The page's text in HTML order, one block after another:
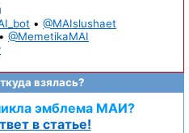
• @MAIslushaet
• @MemetikaMAI
взялась?
эмблема МАИ?
в статье!